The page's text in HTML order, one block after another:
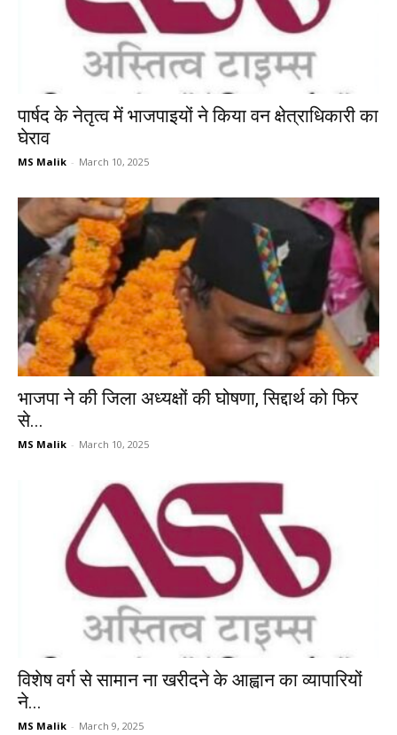
पार्षद के नेतृत्व में भाजपाइयों ने किया वन क्षेत्राधिकारी का
घेराव
MS Malik - March 10, 2025
भाजपा ने की जिला अध्यक्षों की घोषणा, सिद्दार्थ को फिर
से...
MS Malik - March 10, 2025
विशेष वर्ग से सामान ना खरीदने के आह्वान का व्यापारियों
ने...
MS Malik - March 9, 2025